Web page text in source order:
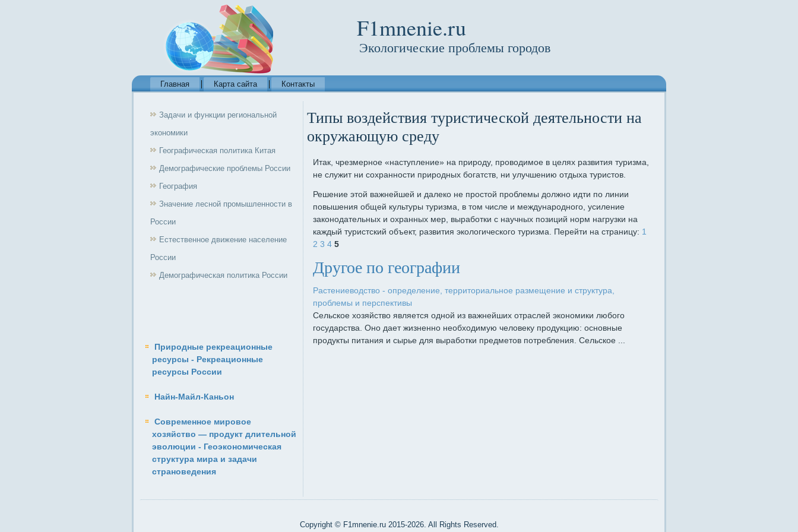
F1mnenie.ru
Экологические проблемы городов
Главная Карта сайта Контакты
Задачи и функции региональной
экономики
Географическая политика Китая
Демографические проблемы России
География
Значение лесной промышленности в
России
Естественное движение население
России
Демографическая политика России
Природные рекреационные
ресурсы - Рекреационные
ресурсы России
Найн-Майл-Каньон
Современное мировое
хозяйство — продукт длительной
эволюции - Геоэкономическая
структура мира и задачи
страноведения
Типы воздействия туристической деятельности на
окружающую среду
Итак, чрезмерное «наступление» на природу, проводимое в целях развития туризма,
не служит ни сохранности природных богатств, ни улучшению отдыха туристов.
Решение этой важнейшей и далеко не простой проблемы должно идти по линии
повышения общей культуры туризма, в том числе и международного, усиление
законодательных и охранных мер, выработки с научных позиций норм нагрузки на
каждый туристский объект, развития экологического туризма. Перейти на страницу: 1
2 3 4 5
Другое по географии
Растениеводство - определение, территориальное размещение и структура,
проблемы и перспективы
Сельское хозяйство является одной из важнейших отраслей экономики любого
государства. Оно дает жизненно необходимую человеку продукцию: основные
продукты питания и сырье для выработки предметов потребления. Сельское ...
Copyright © F1mnenie.ru 2015-2026. All Rights Reserved.